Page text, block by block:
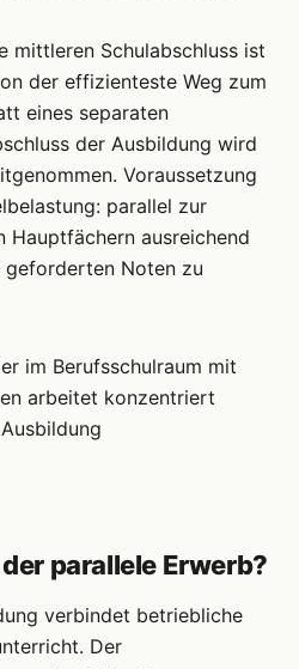
mittleren Schulabschluss ist
der effizienteste Weg zum
eines separaten
der Ausbildung wird
Voraussetzung
parallel zur
Hauptfächern ausreichend
Noten zu
parallele Erwerb?
verbindet betriebliche
Der